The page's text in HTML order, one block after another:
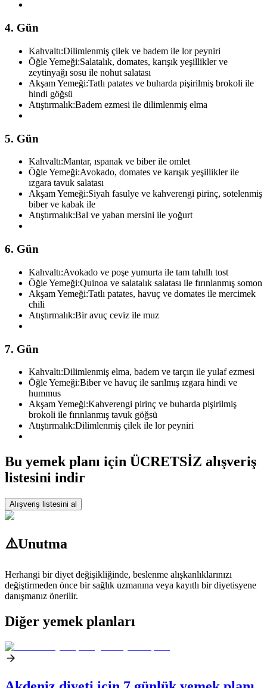
4. Gün
Kahvaltı:Dilimlenmiş çilek ve badem ile lor peyniri
Öğle Yemeği:Salatalık, domates, karışık yeşillikler ve
zeytinyağı sosu ile nohut salatası
Akşam Yemeği:Tatlı patates ve buharda pişirilmiş brokoli ile
hindi göğsü
Atıştırmalık:Badem ezmesi ile dilimlenmiş elma
5. Gün
Kahvaltı:Mantar, ıspanak ve biber ile omlet
Öğle Yemeği:Avokado, domates ve karışık yeşillikler ile
ızgara tavuk salatası
Akşam Yemeği:Siyah fasulye ve kahverengi pirinç, sotelenmiş
biber ve kabak ile
Atıştırmalık:Bal ve yaban mersini ile yoğurt
6. Gün
Kahvaltı:Avokado ve poşe yumurta ile tam tahıllı tost
Öğle Yemeği:Quinoa ve salatalık salatası ile fırınlanmış somon
Akşam Yemeği:Tatlı patates, havuç ve domates ile mercimek
chili
Atıştırmalık:Bir avuç ceviz ile muz
7. Gün
Kahvaltı:Dilimlenmiş elma, badem ve tarçın ile yulaf ezmesi
Öğle Yemeği:Biber ve havuç ile sarılmış ızgara hindi ve
hummus
Akşam Yemeği:Kahverengi pirinç ve buharda pişirilmiş
brokoli ile fırınlanmış tavuk göğsü
Atıştırmalık:Dilimlenmiş çilek ile lor peyniri
Bu yemek planı için ÜCRETSİZ alışveriş
listesini indir
Alışveriş listesini al
⚠️Unutma
Herhangi bir diyet değişikliğinde, beslenme alışkanlıklarınızı
değiştirmeden önce bir sağlık uzmanına veya kayıtlı bir diyetisyene
danışmanız önerilir.
Diğer yemek planları